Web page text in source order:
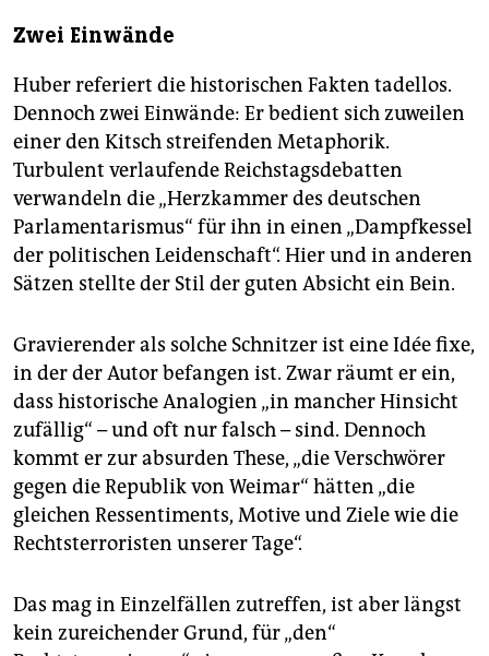
Zwei Einwände
Huber referiert die historischen Fakten tadellos.
Dennoch zwei Einwände: Er bedient sich zuweilen
einer den Kitsch streifenden Metaphorik.
Turbulent verlaufende Reichstagsdebatten
verwandeln die „Herzkammer des deutschen
Parlamentarismus“ für ihn in einen „Dampfkessel
der politischen Leidenschaft“. Hier und in anderen
Sätzen stellte der Stil der guten Absicht ein Bein.
Gravierender als solche Schnitzer ist eine Idée fixe,
in der der Autor befangen ist. Zwar räumt er ein,
dass historische Analogien „in mancher Hinsicht
zufällig“ – und oft nur falsch – sind. Dennoch
kommt er zur absurden These, „die Verschwörer
gegen die Republik von Weimar“ hätten „die
gleichen Ressentiments, Motive und Ziele wie die
Rechtsterroristen unserer Tage“.
Das mag in Einzelfällen zutreffen, ist aber längst
kein zureichender Grund, für „den“